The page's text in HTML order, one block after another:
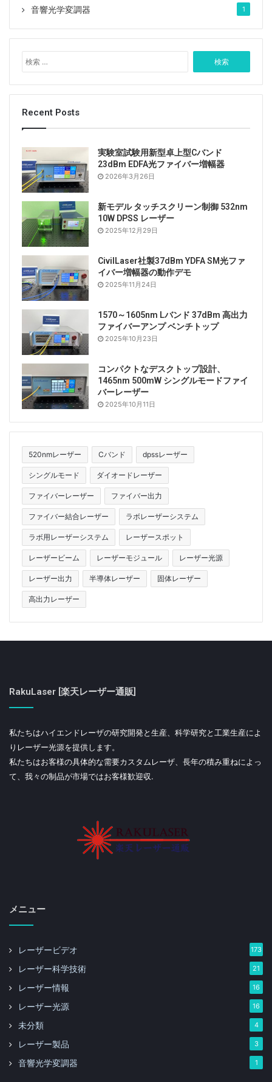
音響光学変調器 1
索
:
Recent Posts
実験室試験用新型卓上型Cバンド
23dBm EDFA光ファイバー増幅器
2026年3月26日
新モデル タッチスクリーン制御 532nm
10W DPSS レーザー
2025年12月29日
CivilLaser社製37dBm YDFA SM光ファ
イバー増幅器の動作デモ
2025年11月24日
1570～1605nm Lバンド 37dBm 高出力
ファイバーアンプ ベンチトップ
2025年10月23日
コンパクトなデスクトップ設計、
1465nm 500mW シングルモードファイ
バーレーザー
2025年10月11日
520nmレーザー Cバンド dpssレーザー
シングルモード ダイオードレーザー
ファイバーレーザー ファイバー出力
ファイバー結合レーザー ラボレーザーシステム
ラボ用レーザーシステム レーザースポット
レーザービーム レーザーモジュール レーザー光源
レーザー出力 半導体レーザー 固体レーザー
高出力レーザー
RakuLaser [楽天レーザー通販]
私たちはハイエンドレーザの研究開発と生産、科学研究と工業生産によ
りレーザー光源を提供します。
私たちはお客様の具体的な需要カスタムレーザ、長年の積み重ねによっ
て、我々の制品が市場ではお客様歓迎収.
メニュー
レーザービデオ 173
レーザー科学技術 21
レーザー情報 16
レーザー光源 16
未分類 4
レーザー製品 3
音響光学変調器 1